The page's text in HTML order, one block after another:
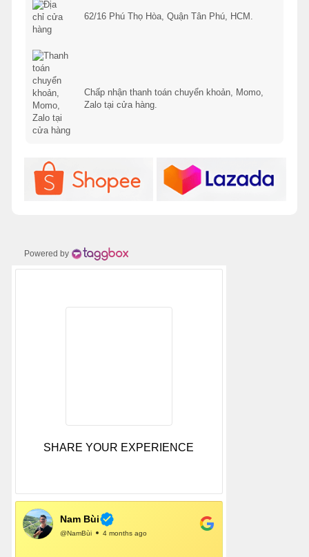
62/16 Phú Thọ Hòa, Quận Tân Phú, HCM.
Chấp nhận thanh toán chuyển khoản, Momo,
Zalo tại cửa hàng.
Powered by
SHARE YOUR EXPERIENCE
Nam Bùi
@NamBùi 4 months ago